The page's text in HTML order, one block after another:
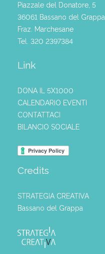
Piazzale del Donatore, 5
36061 Bassano del Grappa
Fraz. Marchesane
Tel. 320 2397384
Link
DONA IL 5X1000
CALENDARIO EVENTI
CONTATTACI
BILANCIO SOCIALE
Credits
STRATEGIA CREATIVA
Bassano del Grappa